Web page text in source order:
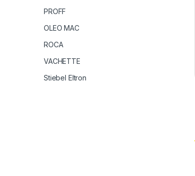
PROFF
OLEO MAC
ROCA
VACHETTE
Stiebel Eltron